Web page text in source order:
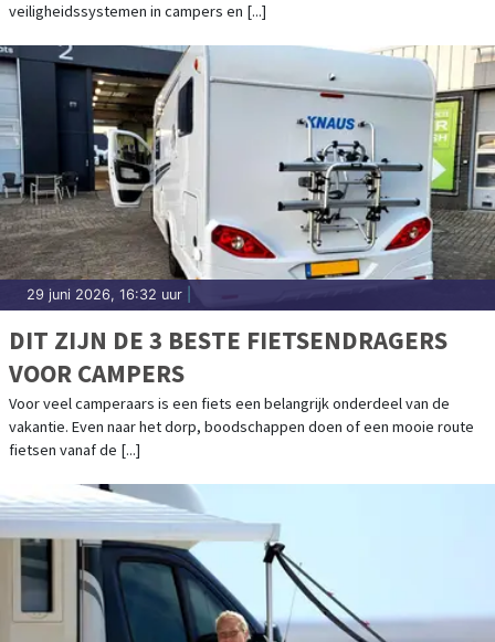
veiligheidssystemen in campers en [...]
29 juni 2026, 16:32 uur
DIT ZIJN DE 3 BESTE FIETSENDRAGERS
VOOR CAMPERS
Voor veel camperaars is een fiets een belangrijk onderdeel van de
vakantie. Even naar het dorp, boodschappen doen of een mooie route
fietsen vanaf de [...]